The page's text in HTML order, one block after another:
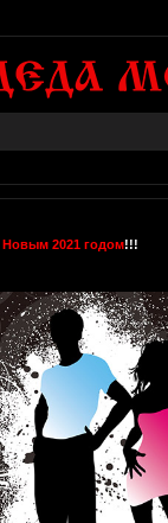
Новым 2021 годом!!!